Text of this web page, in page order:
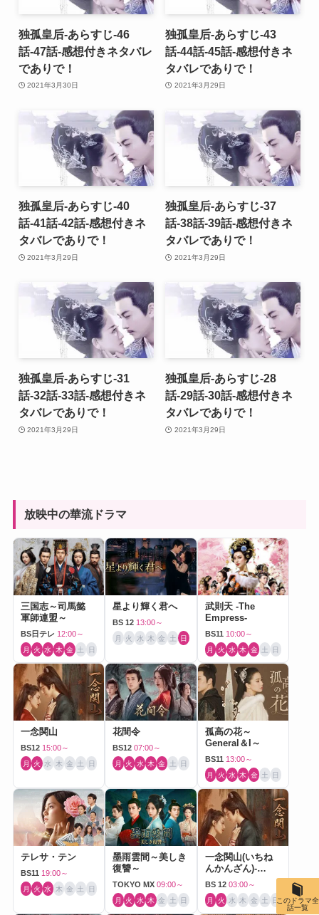
独孤皇后-あらすじ-46
話-47話-感想付きネタバレ
でありで！
2021年3月30日
独孤皇后-あらすじ-43
話-44話-45話-感想付きネ
タバレでありで！
2021年3月29日
独孤皇后-あらすじ-40
話-41話-42話-感想付きネ
タバレでありで！
2021年3月29日
独孤皇后-あらすじ-37
話-38話-39話-感想付きネ
タバレでありで！
2021年3月29日
独孤皇后-あらすじ-31
話-32話-33話-感想付きネ
タバレでありで！
2021年3月29日
独孤皇后-あらすじ-28
話-29話-30話-感想付きネ
タバレでありで！
2021年3月29日
放映中の華流ドラマ
三国志～司馬懿
軍師連盟～
BS日テレ 12:00～
月 火 水 木 金 土 日
星より輝く君へ
BS 12 13:00～
月 火 水 木 金 土 日
武則天 -The
Empress-
BS11 10:00～
月 火 水 木 金 土 日
一念関山
BS12 15:00～
月 火 水 木 金 土 日
花間令
BS12 07:00～
月 火 水 木 金 土 日
孤高の花～
General＆I～
BS11 13:00～
月 火 水 木 金 土 日
テレサ・テン
BS11 19:00～
月 火 水 木 金 土 日
墨雨雲間～美しき
復讐～
TOKYO MX 09:00～
月 火 水 木 金 土 日
一念関山(いちね
んかんざん)-
Journey to Love-
BS 12 03:00～
月 火 水 木 金 土 日このドラマ全
話一覧